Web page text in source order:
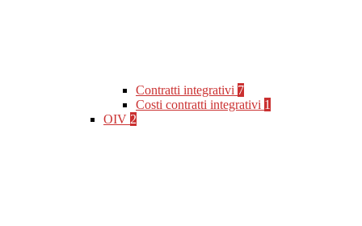
Contratti integrativi 7
Costi contratti integrativi 1
OIV 2